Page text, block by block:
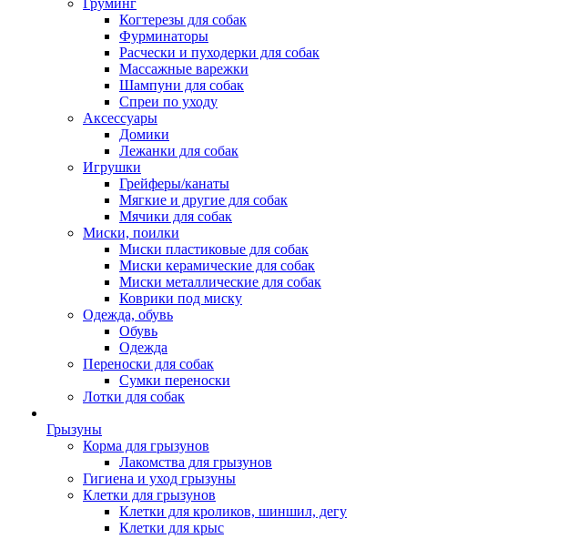
Груминг
Когтерезы для собак
Фурминаторы
Расчески и пуходерки для собак
Массажные варежки
Шампуни для собак
Спреи по уходу
Аксессуары
Домики
Лежанки для собак
Игрушки
Грейферы/канаты
Мягкие и другие для собак
Мячики для собак
Миски, поилки
Миски пластиковые для собак
Миски керамические для собак
Миски металлические для собак
Коврики под миску
Одежда, обувь
Обувь
Одежда
Переноски для собак
Сумки переноски
Лотки для собак
Грызуны
Корма для грызунов
Лакомства для грызунов
Гигиена и уход грызуны
Клетки для грызунов
Клетки для кроликов, шиншил, дегу
Клетки для крыс